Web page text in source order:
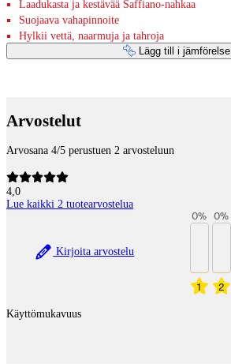
Laadukasta ja kestävää Saffiano-nahkaa
Suojaava vahapinnoite
Hylkii vettä, naarmuja ja tahroja
Lägg till i jämförelse
Arvostelut
Arvosana 4/5 perustuen 2 arvosteluun
4,0
Lue kaikki 2 tuotearvostelua
Kirjoita arvostelu
1
0%
2
0%
Käyttömukavuus